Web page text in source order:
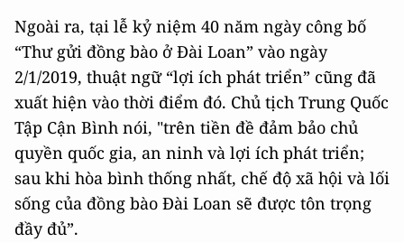
Ngoài ra, tại lễ kỷ niệm 40 năm ngày công bố
“Thư gửi đồng bào ở Đài Loan” vào ngày
2/1/2019, thuật ngữ “lợi ích phát triển” cũng đã
xuất hiện vào thời điểm đó. Chủ tịch Trung Quốc
Tập Cận Bình nói, "trên tiền đề đảm bảo chủ
quyền quốc gia, an ninh và lợi ích phát triển;
sau khi hòa bình thống nhất, chế độ xã hội và lối
sống của đồng bào Đài Loan sẽ được tôn trọng
đầy đủ”.